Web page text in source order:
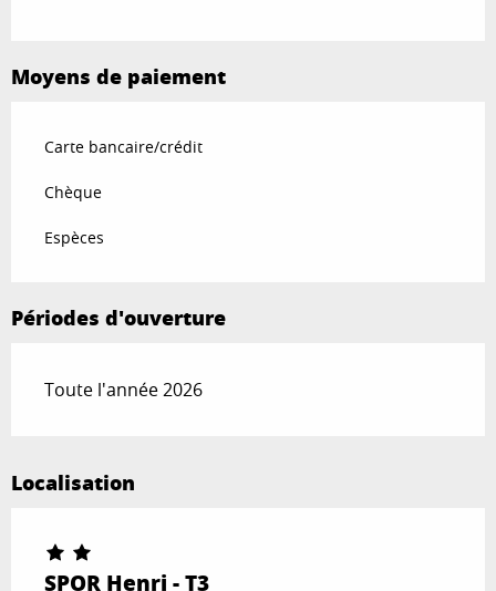
Moyens de paiement
Carte bancaire/crédit
Chèque
Espèces
Périodes d'ouverture
Toute l'année 2026
Localisation
SPOR Henri - T3